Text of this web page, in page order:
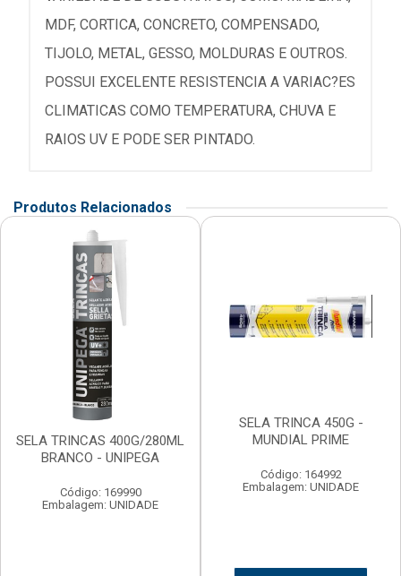
MDF, CORTICA, CONCRETO, COMPENSADO,
TIJOLO, METAL, GESSO, MOLDURAS E OUTROS.
POSSUI EXCELENTE RESISTENCIA A VARIAC?ES
CLIMATICAS COMO TEMPERATURA, CHUVA E
RAIOS UV E PODE SER PINTADO.
Produtos Relacionados
SELA TRINCAS 400G/280ML
BRANCO - UNIPEGA
Código: 169990
Embalagem: UNIDADE
SELA TRINCA 450G -
MUNDIAL PRIME
Código: 164992
Embalagem: UNIDADE